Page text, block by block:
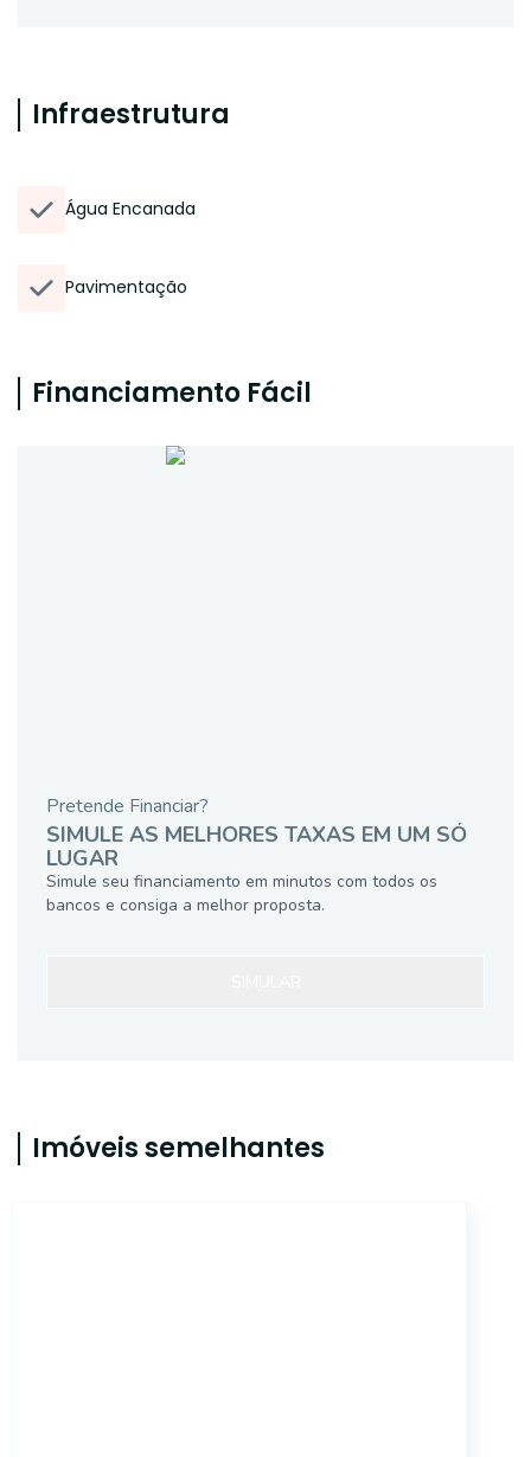
Infraestrutura
Água Encanada
Pavimentação
Financiamento Fácil
Pretende Financiar?
SIMULE AS MELHORES TAXAS EM UM SÓ
LUGAR
Simule seu financiamento em minutos com todos os
bancos e consiga a melhor proposta.
Imóveis semelhantes